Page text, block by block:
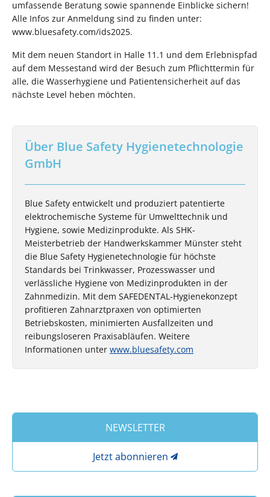
umfassende Beratung sowie spannende Einblicke sichern!
Alle Infos zur Anmeldung sind zu finden unter:
www.bluesafety.com/ids2025.
Mit dem neuen Standort in Halle 11.1 und dem Erlebnispfad
auf dem Messestand wird der Besuch zum Pflichttermin für
alle, die Wasserhygiene und Patientensicherheit auf das
nächste Level heben möchten.
Über Blue Safety Hygienetechnologie
GmbH
Blue Safety entwickelt und produziert patentierte
elektrochemische Systeme für Umwelttechnik und
Hygiene, sowie Medizinprodukte. Als SHK-
Meisterbetrieb der Handwerkskammer Münster steht
die Blue Safety Hygienetechnologie für höchste
Standards bei Trinkwasser, Prozesswasser und
verlässliche Hygiene von Medizinprodukten in der
Zahnmedizin. Mit dem SAFEDENTAL-Hygienekonzept
profitieren Zahnarztpraxen von optimierten
Betriebskosten, minimierten Ausfallzeiten und
reibungsloseren Praxisabläufen. Weitere
Informationen unter www.bluesafety.com
NEWSLETTER
Jetzt abonnieren